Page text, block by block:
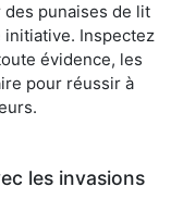
punaises de lit
Inspectez
évidence, les
pour réussir à
les invasions